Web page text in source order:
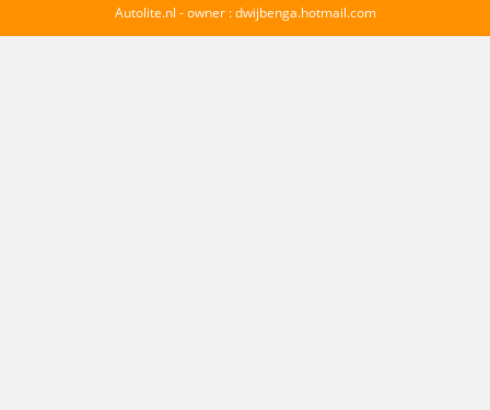
Autolite.nl - owner : dwijbenga.hotmail.com